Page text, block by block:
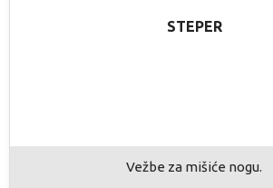
STEPER
Vežbe za mišiće nogu.